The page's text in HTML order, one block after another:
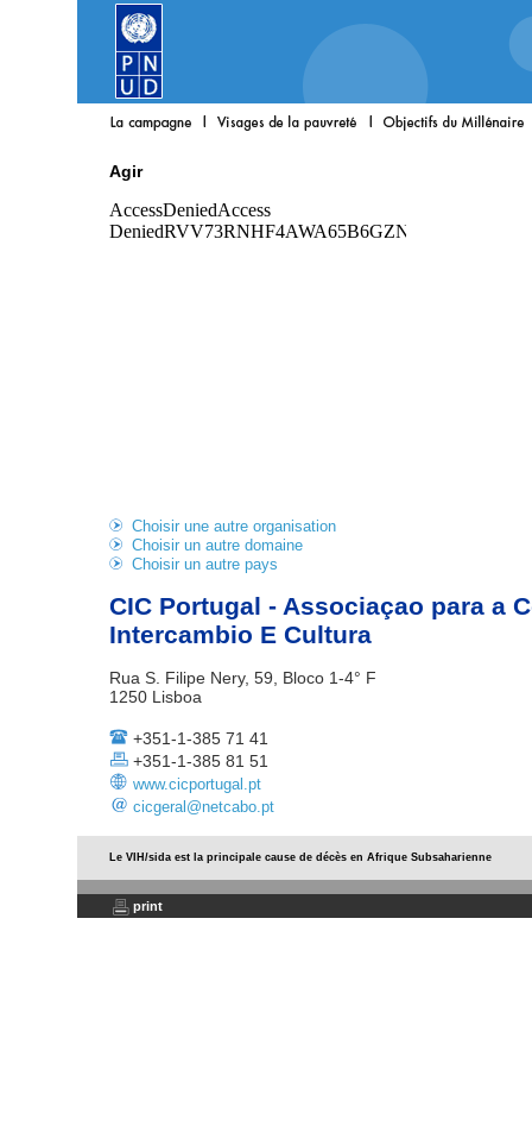
Agir
Choisir une autre organisation
Choisir un autre domaine
Choisir un autre pays
CIC Portugal - Associaçao para a
Intercambio E Cultura
Rua S. Filipe Nery, 59, Bloco 1-4° F
1250 Lisboa
+351-1-385 71 41
+351-1-385 81 51
www.cicportugal.pt
cicgeral@netcabo.pt
Le VIH/sida est la principale cause de décès en Afrique Subsaharienne
print